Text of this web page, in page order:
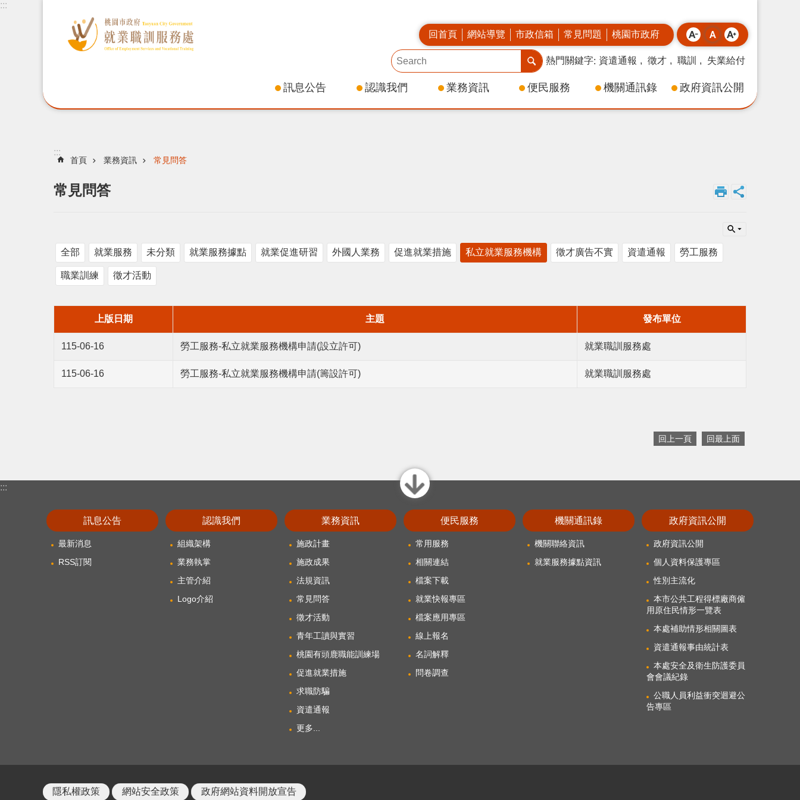
:::
回首頁 網站導覽 市政信箱 常見問題 桃園市政府
熱門關鍵字 資遣通報 徵才 職訓 失業給付
訊息公告 認識我們 業務資訊 便民服務 機關通訊錄 政府資訊公開
:::
首頁 業務資訊 常見問答
常見問答
全部 就業服務 未分類 就業服務據點 就業促進研習 外國人業務 促進就業措施 私立就業服務機構 徵才廣告不實 資遣通報 勞工服務
職業訓練 徵才活動
上版日期 主題 發布單位
115-06-16 勞工服務-私立就業服務機構申請(設立許可) 就業職訓服務處
115-06-16 勞工服務-私立就業服務機構申請(籌設許可) 就業職訓服務處
回上一頁 回最上面
:::
訊息公告
最新消息
RSS訂閱
認識我們
組織架構
業務執掌
主管介紹
Logo介紹
業務資訊
施政計畫
施政成果
法規資訊
常見問答
徵才活動
青年工讀與實習
桃園有頭鹿職能訓練場
促進就業措施
求職防騙
資遣通報
更多...
便民服務
常用服務
相關連結
檔案下載
就業快報專區
檔案應用專區
線上報名
名詞解釋
問卷調查
機關通訊錄
機關聯絡資訊
就業服務據點資訊
政府資訊公開
政府資訊公開
個人資料保護專區
性別主流化
本市公共工程得標廠商僱
用原住民情形一覽表
本處補助情形相關圖表
資遣通報事由統計表
本處安全及衛生防護委員
會會議紀錄
公職人員利益衝突迴避公
告專區
隱私權政策 網站安全政策 政府網站資料開放宣告